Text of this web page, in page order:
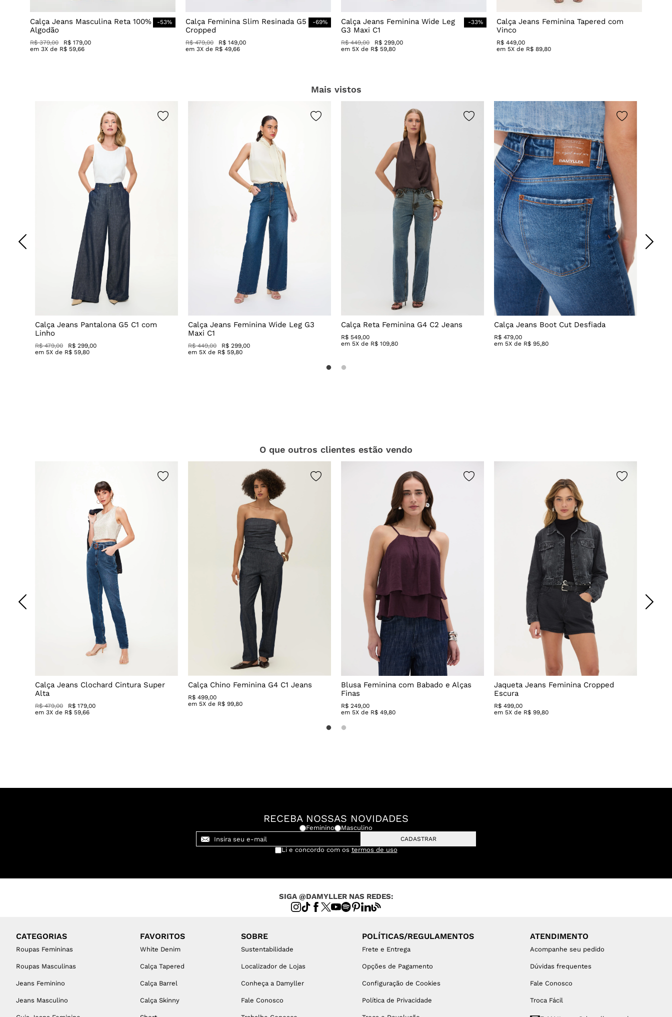
Calça Jeans Masculina Reta 100%
Algodão
-53%
R$ 379,00 R$ 179,00
em 3X de R$ 59,66
Calça Feminina Slim Resinada G5
Cropped
-69%
R$ 479,00 R$ 149,00
em 3X de R$ 49,66
Calça Jeans Feminina Wide Leg
G3 Maxi C1
-33%
R$ 449,00 R$ 299,00
em 5X de R$ 59,80
Calça Jeans Feminina Tapered com
Vinco
R$ 449,00
em 5X de R$ 89,80
Mais vistos
Calça Jeans Pantalona G5 C1 com
Linho
R$ 479,00
R$ 299,00
em 5X de R$ 59,80
Calça Jeans Feminina Wide Leg G3
Maxi C1
R$ 449,00
R$ 299,00
em 5X de R$ 59,80
Calça Reta Feminina G4 C2 Jeans
R$ 549,00
em 5X de R$ 109,80
Calça Jeans Boot Cut Desfiada
R$ 479,00
em 5X de R$ 95,80
O que outros clientes estão vendo
Calça Jeans Clochard Cintura Super
Alta
R$ 479,00
R$ 179,00
em 3X de R$ 59,66
Calça Chino Feminina G4 C1 Jeans
R$ 499,00
em 5X de R$ 99,80
Blusa Feminina com Babado e Alças
Finas
R$ 249,00
em 5X de R$ 49,80
Jaqueta Jeans Feminina Cropped
Escura
R$ 499,00
em 5X de R$ 99,80
RECEBA NOSSAS NOVIDADES
Feminino Masculino
CADASTRAR
Li e concordo com os termos de uso
SIGA @DAMYLLER NAS REDES:
CATEGORIAS
Roupas Femininas
Roupas Masculinas
Jeans Feminino
Jeans Masculino
FAVORITOS
White Denim
Calça Tapered
Calça Barrel
Calça Skinny
SOBRE
Sustentabilidade
Localizador de Lojas
Conheça a Damyller
Fale Conosco
POLÍTICAS/REGULAMENTOS
Frete e Entrega
Opções de Pagamento
Configuração de Cookies
Política de Privacidade
ATENDIMENTO
Acompanhe seu pedido
Dúvidas frequentes
Fale Conosco
Troca Fácil